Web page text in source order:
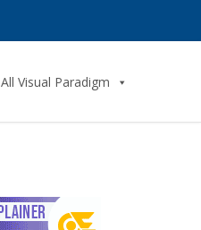
All Visual Paradigm